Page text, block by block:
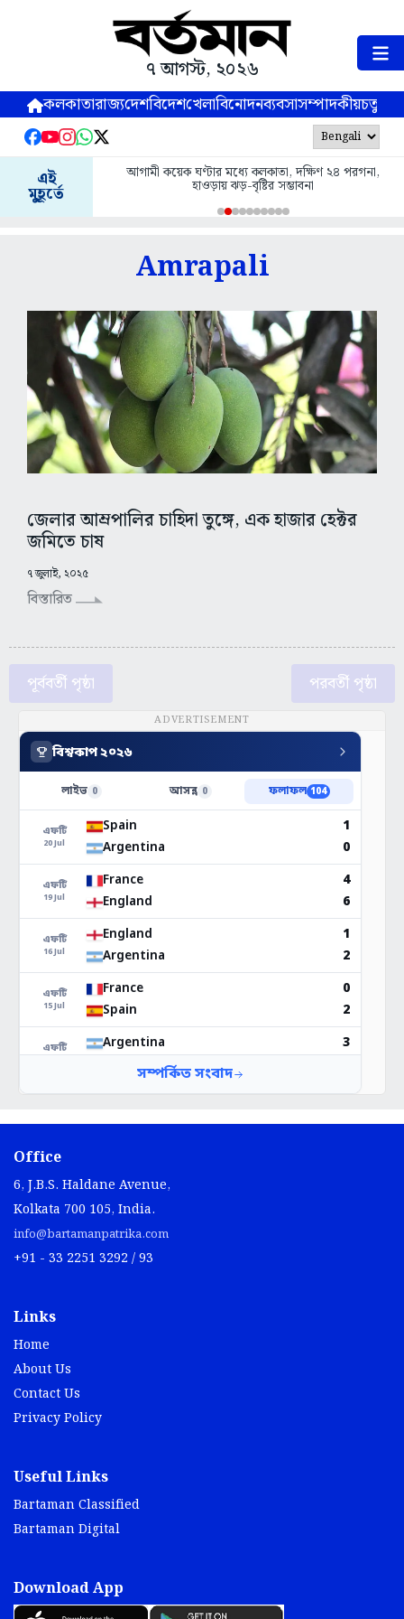
৭ আগস্ট, ২০২৬
কলকাতারাজ্যদেশবিদেশখেলাবিনোদনব্যবসাসম্পাদকীয়
এই
মুহূর্তে
আগামী কয়েক ঘণ্টার মধ্যে কলকাতা, দক্ষিণ ২৪ পরগনা,
হাওড়ায় ঝড়-বৃষ্টির সম্ভাবনা
Amrapali
জেলার আম্রপালির চাহিদা তুঙ্গে, এক হাজার হেক্টর
জমিতে চাষ
৭ জুলাই, ২০২৫
বিস্তারিত
পূর্ববর্তী পৃষ্ঠা পরবর্তী পৃষ্ঠা
ADVERTISEMENT
Office
6, J.B.S. Haldane Avenue,
Kolkata 700 105, India.
info@bartamanpatrika.com
+91 - 33 2251 3292 / 93
Links
Home
About Us
Contact Us
Privacy Policy
Useful Links
Bartaman Classified
Bartaman Digital
Download App